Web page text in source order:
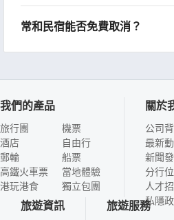
常和民宿能否免費取消？
我們的產品
旅行團
酒店
郵輪
高鐵火車票
港玩港食
機票
自由行
船票
當地體驗
獨立包團
關於
公司
最新
新聞
分行
人才
私隱
旅遊資訊 旅遊服務